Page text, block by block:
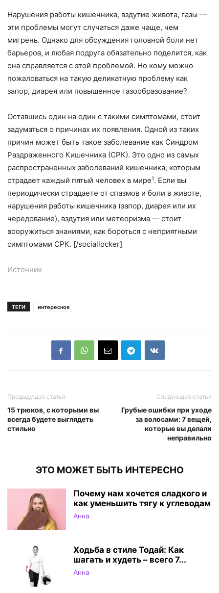
Нарушения работы кишечника, вздутие живота, газы —
эти проблемы могут случаться даже чаще, чем
мигрень. Однако для обсуждения головной боли нет
барьеров, и любая подруга обязательно поделится, как
она справляется с этой проблемой. Но кому можно
пожаловаться на такую деликатную проблему как
запор, диарея или повышенное газообразование?
Оставшись один на один с такими симптомами, стоит
задуматься о причинах их появления. Одной из таких
причин может быть такое заболевание как Синдром
Раздраженного Кишечника (СРК). Это одно из самых
распространенных заболеваний кишечника, которым
страдает каждый пятый человек в мире1. Если вы
периодически страдаете от спазмов и боли в животе,
нарушения работы кишечника (запор, диарея или их
чередование), вздутия или метеоризма — стоит
вооружиться знаниями, как бороться с неприятными
симптомами СРК. [/sociallocker]
Источник
ТЕГИ интересное
Предыдущая статья
15 трюков, с которыми вы
всегда будете выглядеть
стильно
Следующая статья
Грубые ошибки при уходе
за волосами: 7 вещей,
которые вы делали
неправильно
ЭТО МОЖЕТ БЫТЬ ИНТЕРЕСНО
Почему нам хочется сладкого и
как уменьшить тягу к углеводам
Анна
Ходьба в стиле Тодай: Как
шагать и худеть – всего 7...
Анна